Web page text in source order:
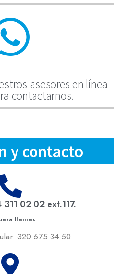
asesores en línea
contactarnos.
y contacto
02 02 ext.117.
llamar.
320 675 34 50